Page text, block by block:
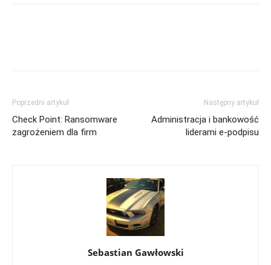
Poprzedni artykuł
Check Point: Ransomware
zagrożeniem dla firm
Następny artykuł
Administracja i bankowość
liderami e-podpisu
Sebastian Gawłowski